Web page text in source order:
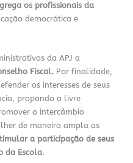
os profissionais da
democrática e
da APJ a
Fiscal. Por finalidade,
os interesses de seus
propondo a livre
o intercâmbio
de maneira ampla as
a participação de seus
da Escola.